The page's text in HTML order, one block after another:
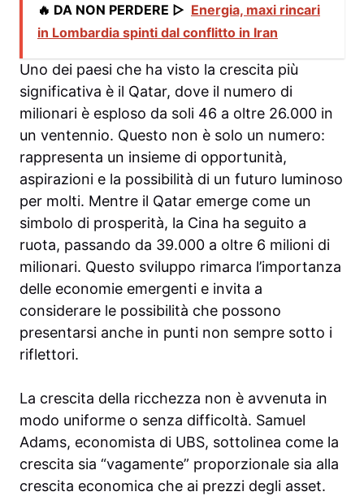
🔥 DA NON PERDERE ▷ Energia, maxi rincari
in Lombardia spinti dal conflitto in Iran
Uno dei paesi che ha visto la crescita più
significativa è il Qatar, dove il numero di
milionari è esploso da soli 46 a oltre 26.000 in
un ventennio. Questo non è solo un numero:
rappresenta un insieme di opportunità,
aspirazioni e la possibilità di un futuro luminoso
per molti. Mentre il Qatar emerge come un
simbolo di prosperità, la Cina ha seguito a
ruota, passando da 39.000 a oltre 6 milioni di
milionari. Questo sviluppo rimarca l’importanza
delle economie emergenti e invita a
considerare le possibilità che possono
presentarsi anche in punti non sempre sotto i
riflettori.
La crescita della ricchezza non è avvenuta in
modo uniforme o senza difficoltà. Samuel
Adams, economista di UBS, sottolinea come la
crescita sia “vagamente” proporzionale sia alla
crescita economica che ai prezzi degli asset.